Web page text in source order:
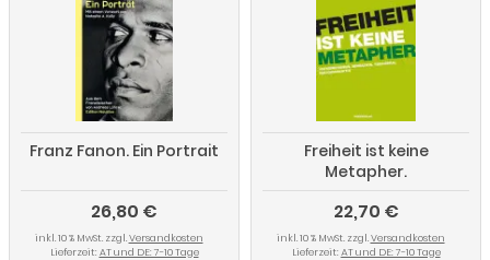
Franz Fanon. Ein Portrait
26,80 €
inkl. 10 % MwSt. zzgl.Versandkosten
Lieferzeit: AT und DE: 7-10 Tage
Freiheit ist keine
Metapher.
Antisemitismus,
Migration, Rassismus,
Religionskritik
22,70 €
inkl. 10 % MwSt. zzgl.Versandkosten
Lieferzeit: AT und DE: 7-10 Tage